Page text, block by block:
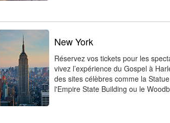
New York
Réservez vos tickets pour les
vivez l’expérience du Gospel à
des sites célèbres comme la
l'Empire State Building ou le